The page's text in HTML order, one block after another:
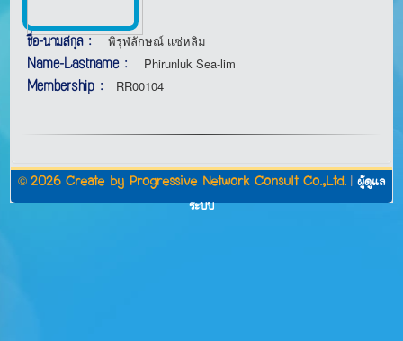
ชื่อ-นามสกุล : พิรุฬลักษณ์ เเซ่หลิม
Name-Lastname : Phirunluk Sea-lim
Membership : RR00104
© 2026 Create by Progressive Network Consult Co.,Ltd. ผู้ดูแล
ระบบ